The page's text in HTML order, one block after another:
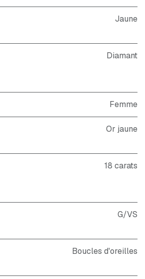
Jaune
Diamant
Femme
Or jaune
18 carats
G/VS
Boucles d'oreilles